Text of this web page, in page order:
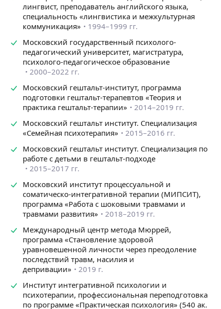
или выйти из деструктивных отношений;
— разобраться с обидами на родителей.
1) ДЕТСКО-РОДИТЕЛЬСКИЕ ОТНОШЕНИЯ
Все мы родом из детства и то, как обращались
с ребенком родители, как они оценивали наши
способности и нашу внешность будет напрямую
влиять на то, как мы оцениваем себя. Из семьи
мы заимствуем модели отношения
с противоположным полом, обращения с деньгами
и многое другое.
Модели могут быть деструктивными, приносить боль
и разочарование, но попытки сделать по-другому
всегда проваливаются.
из семьи, перестать воспроизводить негативные
шаблоны.
Избавиться от чувства вины, гнева и обиды
на родителей, а также от внутреннего диалога с ними.
Перестать предпринимать безуспешные попытки
стать в их глазах хорошим и заслужить их любовь.
У вас появится возможность жить свою жизнь.
Если вы сами родитель, я помогу вам понять, как
выстраивать отношения с ребенком, как разрешить
проблемы, если они уже существуют, как избавиться
от чувства вины и как сделать так, чтобы отношения
с детьми приносили больше удовлетворения
лингвист, преподаватель английского языка,
специальность «лингвистика и межкультурная
коммуникация»
1994–1999 гг.
Московский государственный психолого-
педагогический университет, магистратура,
психолого-педагогическое образование
2000–2022 гг.
Московский гештальт-институт, программа
подготовки гештальт-терапевтов «Теория и
практика гештальт-терапии»
2014–2019 гг.
Московский гештальт институт. Специализация
«Семейная психотерапия»
2015–2016 гг.
Московский гештальт институт. Специализация по
работе с детьми в гештальт-подходе
2015–2017 гг.
Московский институт процессуальной и
соматическо-интегративной терапии (МИПСИТ),
программа «Работа с шоковыми травмами и
травмами развития»
2018–2019 гг.
Международный центр метода Мюррей,
программа «Становление здоровой
уравновешенной личности через преодоление
последствий травм, насилия и
депривации»
2019 г.
Институт интегративной психологии и
психотерапии, профессиональная переподготовка
по программе «Практическая психология» (540 ак.